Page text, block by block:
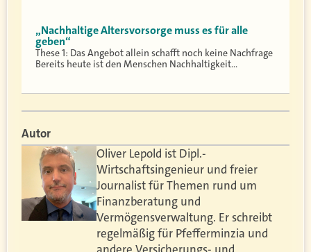
„Nachhaltige Altersvorsorge muss es für alle
geben“
These 1: Das Angebot allein schafft noch keine Nachfrage
Bereits heute ist den Menschen Nachhaltigkeit…
Autor
Oliver Lepold ist Dipl.-
Wirtschaftsingenieur und freier
Journalist für Themen rund um
Finanzberatung und
Vermögensverwaltung. Er schreibt
regelmäßig für Pfefferminzia und